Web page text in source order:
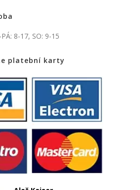
8-17, SO: 9-15
platební karty